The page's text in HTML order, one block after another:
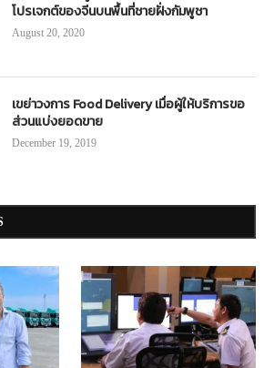
โปรเจกต์ของจีนบนพื้นที่ชายฝั่งกัมพูชา
August 20, 2020
เขย่าวงการ Food Delivery เมื่อผู้ให้บริการขอ
ส่วนแบ่งยอดขาย
December 19, 2019